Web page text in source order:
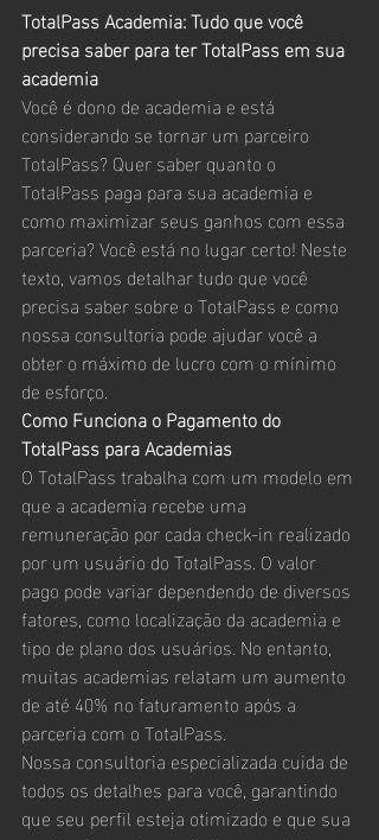
TotalPass Academia: Tudo que você
precisa saber para ter TotalPass em sua
academia
Você é dono de academia e está
considerando se tornar um parceiro
TotalPass? Quer saber quanto o
TotalPass paga para sua academia e
como maximizar seus ganhos com essa
parceria? Você está no lugar certo! Neste
texto, vamos detalhar tudo que você
precisa saber sobre o TotalPass e como
nossa consultoria pode ajudar você a
obter o máximo de lucro com o mínimo
de esforço.
Como Funciona o Pagamento do
TotalPass para Academias
O TotalPass trabalha com um modelo em
que a academia recebe uma
remuneração por cada check-in realizado
por um usuário do TotalPass. O valor
pago pode variar dependendo de diversos
fatores, como localização da academia e
tipo de plano dos usuários. No entanto,
muitas academias relatam um aumento
de até 40% no faturamento após a
parceria com o TotalPass.
Nossa consultoria especializada cuida de
todos os detalhes para você, garantindo
que seu perfil esteja otimizado e que sua